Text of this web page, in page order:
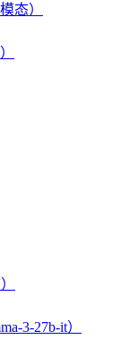
态）
3-27b-it）